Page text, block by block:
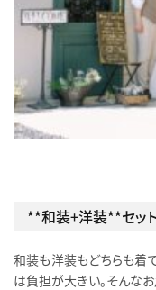
**和装＋洋装**セッ
和装も洋装もどちらも着
は負担が大きい。そんな